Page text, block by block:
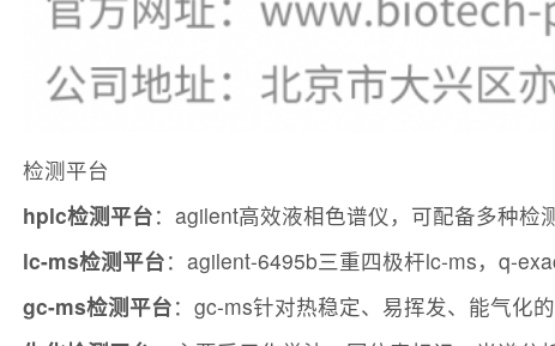
检测平台
hplc检测平台：agilent高效液相色谱仪，可配备多种检
lc-ms检测平台：agilent-6495b三重四极杆lc-ms，q-
gc-ms检测平台：gc-ms针对热稳定、易挥发、能气化